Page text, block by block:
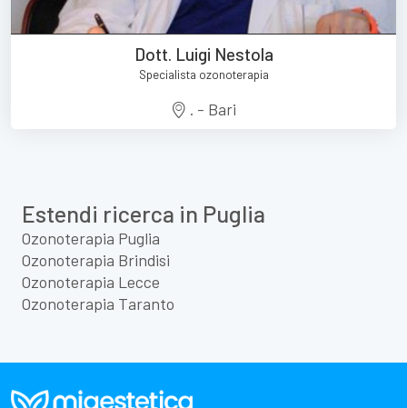
Dott. Luigi Nestola
Specialista ozonoterapia
. - Bari
Estendi ricerca in Puglia
Ozonoterapia Puglia
Ozonoterapia Brindisi
Ozonoterapia Lecce
Ozonoterapia Taranto